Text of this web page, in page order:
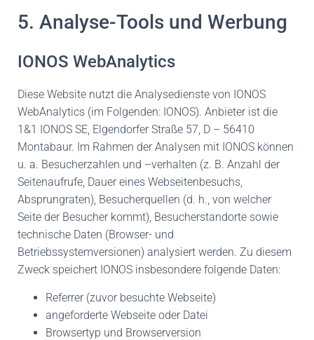
5. Analyse-Tools und Werbung
IONOS WebAnalytics
Diese Website nutzt die Analysedienste von IONOS
WebAnalytics (im Folgenden: IONOS). Anbieter ist die
1&1 IONOS SE, Elgendorfer Straße 57, D – 56410
Montabaur. Im Rahmen der Analysen mit IONOS können
u. a. Besucherzahlen und –verhalten (z. B. Anzahl der
Seitenaufrufe, Dauer eines Webseitenbesuchs,
Absprungraten), Besucherquellen (d. h., von welcher
Seite der Besucher kommt), Besucherstandorte sowie
technische Daten (Browser- und
Betriebssystemversionen) analysiert werden. Zu diesem
Zweck speichert IONOS insbesondere folgende Daten:
Referrer (zuvor besuchte Webseite)
angeforderte Webseite oder Datei
Browsertyp und Browserversion